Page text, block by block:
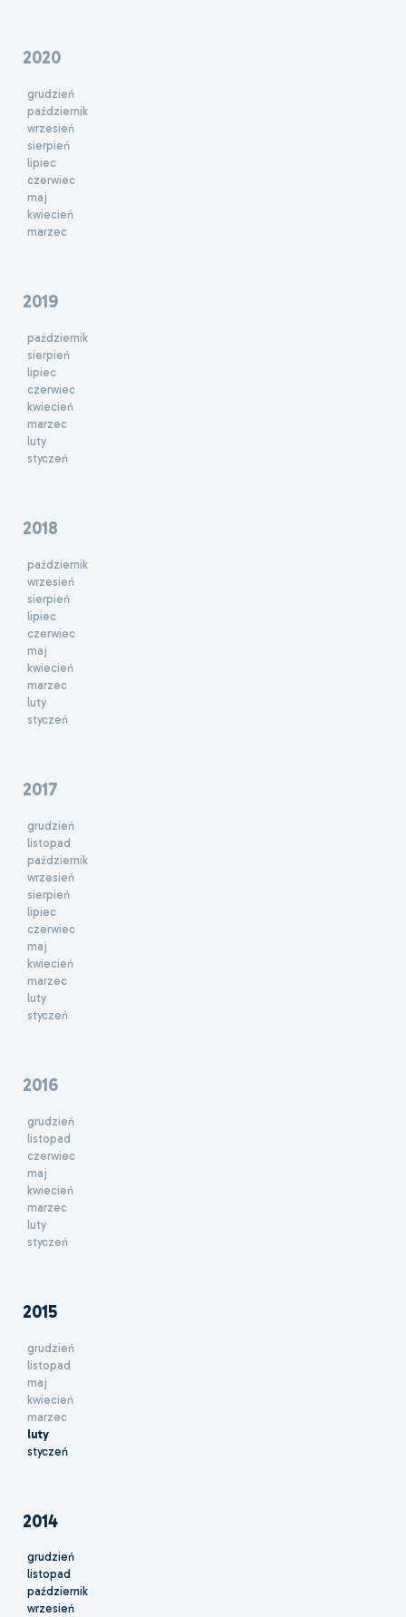
2020
grudzień
październik
wrzesień
sierpień
lipiec
czerwiec
maj
kwiecień
marzec
2019
październik
sierpień
lipiec
czerwiec
kwiecień
marzec
luty
styczeń
2018
październik
wrzesień
sierpień
lipiec
czerwiec
maj
kwiecień
marzec
luty
styczeń
2017
grudzień
listopad
październik
wrzesień
sierpień
lipiec
czerwiec
maj
kwiecień
marzec
luty
styczeń
2016
grudzień
listopad
czerwiec
maj
kwiecień
marzec
luty
styczeń
2015
grudzień
listopad
maj
kwiecień
marzec
luty
styczeń
2014
grudzień
listopad
październik
wrzesień